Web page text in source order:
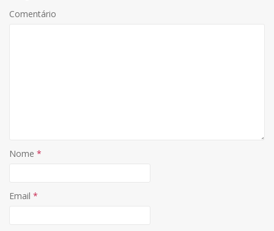
Comentário
Nome *
Email *